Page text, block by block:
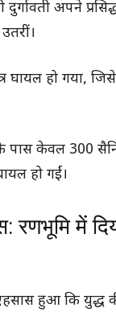
दुर्गावती अपने
घायल हो गया, जिसे
पास केवल 300
हो गईं।
रणभूमि में
एहसास हुआ कि युद्ध